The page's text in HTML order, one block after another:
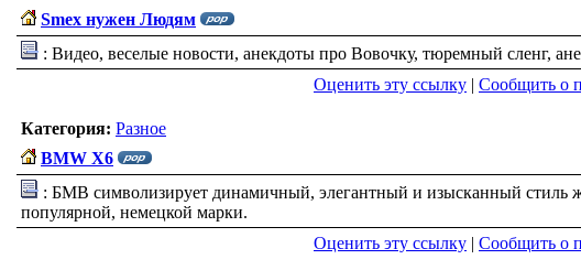
Smex нужен Людям
: Видео, веселые новости, анекдоты про Вовочку, тюремный сленг,
Оценить эту ссылку | Сообщить о
Категория: Разное
BMW X6
: БМВ символизирует динамичный, элегантный и изысканный
популярной, немецкой марки.
Оценить эту ссылку | Сообщить о